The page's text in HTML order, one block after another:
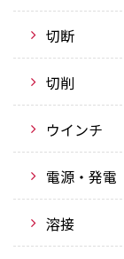
切断
切削
ウインチ
電源・発電
溶接